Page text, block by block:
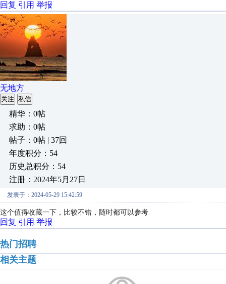
回复 引用 举报
无地方
关注 私信
精华：0帖
求助：0帖
帖子：0帖 | 37回
年度积分：54
历史总积分：54
注册：2024年5月27日
发表于：2024-05-29 15:42:59
这个值得收藏一下，比较不错，随时都可以参考
回复 引用 举报
热门招聘
相关主题